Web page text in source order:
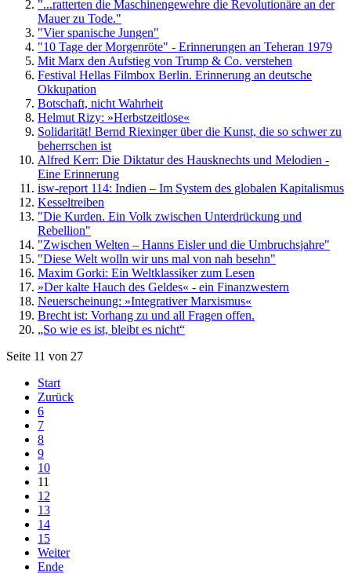
"...ratterten die Maschinengewehre die Revolutionäre an der
Mauer zu Tode."
"Vier spanische Jungen"
"10 Tage der Morgenröte" - Erinnerungen an Teheran 1979
Mit Marx den Aufstieg von Trump & Co. verstehen
Festival Hellas Filmbox Berlin. Erinnerung an deutsche
Okkupation
Botschaft, nicht Wahrheit
Helmut Rizy: »Herbstzeitlose«
Solidarität! Bernd Riexinger über die Kunst, die so schwer zu
beherrschen ist
Alfred Kerr: Die Diktatur des Hausknechts und Melodien -
Eine Erinnerung
isw-report 114: Indien – Im System des globalen Kapitalismus
Kesseltreiben
"Die Kurden. Ein Volk zwischen Unterdrückung und
Rebellion"
"Zwischen Welten – Hanns Eisler und die Umbruchsjahre"
"Diese Welt wolln wir uns mal von nah besehn"
Maxim Gorki: Ein Weltklassiker zum Lesen
»Der kalte Hauch des Geldes« - ein Finanzwestern
Neuerscheinung: »Integrativer Marxismus«
Brecht ist: Vorhang zu und all Fragen offen.
„So wie es ist, bleibt es nicht“
Seite 11 von 27
Start
Zurück
6
7
8
9
10
11
12
13
14
15
Weiter
Ende